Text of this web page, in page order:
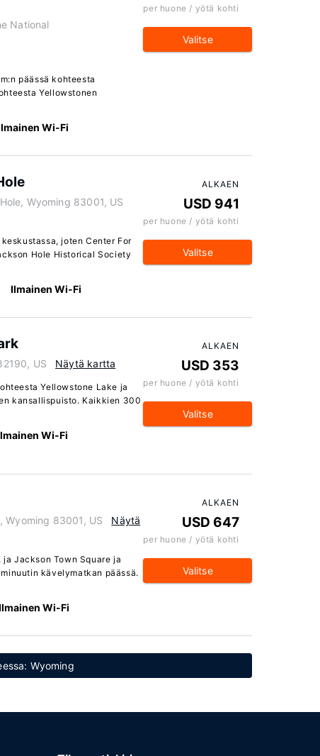
National
päässä kohteesta
Yellowstonen
Wi-Fi
per huone / yötä kohti
Valitse
Wyoming 83001, US
joten Center For
Hole Historical Society
Ilmainen Wi-Fi
ALKAEN
USD 941
per huone / yötä kohti
Valitse
US Näytä kartta
Yellowstone Lake ja
kansallispuisto. Kaikkien 300
Wi-Fi
ALKAEN
USD 353
per huone / yötä kohti
Valitse
Wyoming 83001, US
Näytä
Jackson Town Square ja
kävelymatkan päässä.
Wi-Fi
ALKAEN
USD 647
per huone / yötä kohti
Valitse
Wyoming